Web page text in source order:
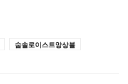
숨솔로이스트앙상블